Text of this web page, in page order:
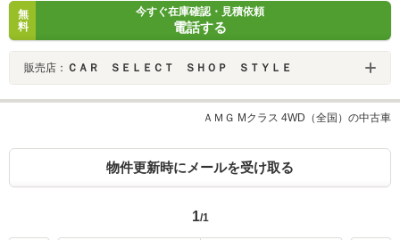
無
料
今すぐ在庫確認・見積依頼
電話する
販売店： ＣＡＲ ＳＥＬＥＣＴ ＳＨＯＰ ＳＴＹＬＥ
ＡＭＧ Mクラス 4WD（全国）の中古車
物件更新時にメールを受け取る
1/1